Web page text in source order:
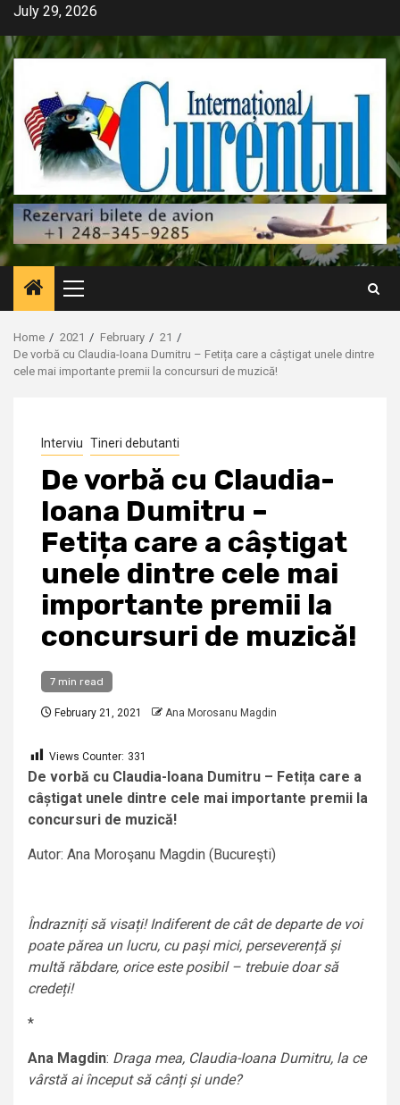
Skip
content
July 29, 2026
Primary
Menu
Home 2021 February
21
De vorbă cu Claudia-Ioana Dumitru – Fetița care a câștigat unele dintre
cele mai importante premii la concursuri de muzică!
Interviu Tineri debutanti
De vorbă cu Claudia-
Ioana Dumitru –
Fetița care a câștigat
unele dintre cele mai
importante premii la
concursuri de muzică!
7 min read
February 21, 2021 Ana Morosanu Magdin
Views Counter: 331
De vorbă cu Claudia-Ioana Dumitru – Fetița care a
câștigat unele dintre cele mai importante premii la
concursuri de muzică!
Autor: Ana Moroşanu Magdin (Bucureşti)
Îndrazniți să visați! Indiferent de cât de departe de voi
poate părea un lucru, cu pași mici, perseverență și
multă răbdare, orice este posibil – trebuie doar să
credeți!
*
Ana Magdin: Draga mea, Claudia-Ioana Dumitru, la ce
vârstă ai început să cânți și unde?